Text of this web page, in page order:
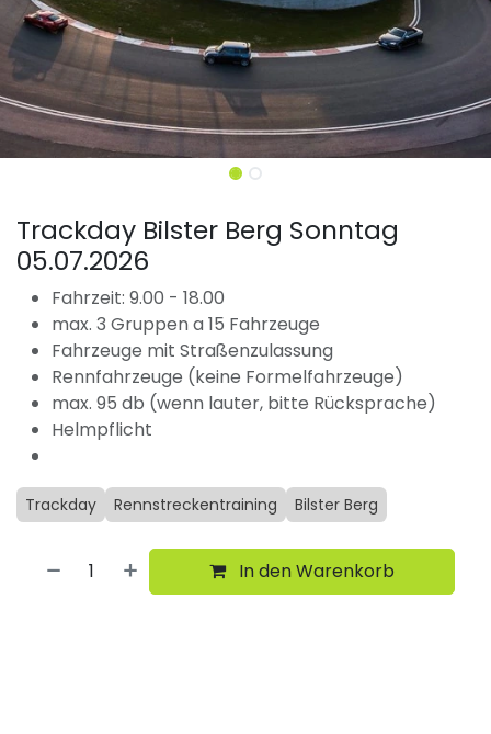
Trackday Bilster Berg Sonntag
05.07.2026
Fahrzeit: 9.00 - 18.00
max. 3 Gruppen a 15 Fahrzeuge
Fahrzeuge mit Straßenzulassung
Rennfahrzeuge (keine Formelfahrzeuge)
max. 95 db (wenn lauter, bitte Rücksprache)
Helmpflicht
Trackday Rennstreckentraining Bilster Berg
In den Warenkorb